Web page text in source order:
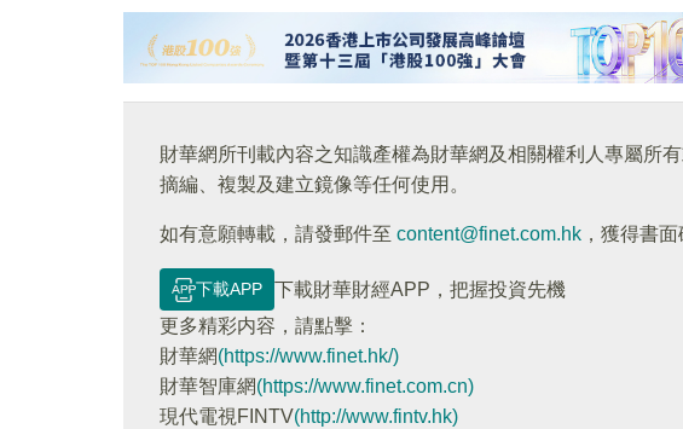
財華網所刊載內容之知識產權為財華網及相關權利人專屬所
摘編、複製及建立鏡像等任何使用。
如有意願轉載，請發郵件至 content@finet.com.hk ，獲得書
下載APP
下載財華財經APP，把握投資先機
更多精彩内容，請點擊：
財華網(https://www.finet.hk/)
財華智庫網(https://www.finet.com.cn)
現代電視FINTV(http://www.fintv.hk)